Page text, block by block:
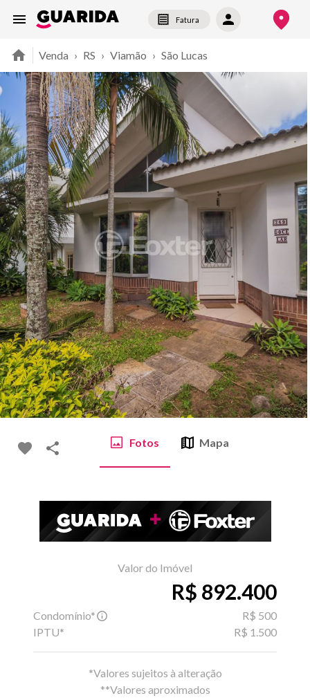
Fatura
Venda › RS › Viamão › São Lucas
Fotos Mapa
Valor do Imóvel
R$ 892.400
Condomínio*
R$ 500
IPTU*
R$ 1.500
*Valores sujeitos à alteração
**Valores aproximados